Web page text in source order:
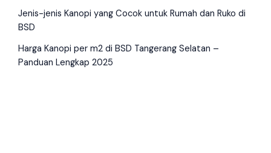
Jenis-jenis Kanopi yang Cocok untuk Rumah dan Ruko di
BSD
Harga Kanopi per m2 di BSD Tangerang Selatan –
Panduan Lengkap 2025